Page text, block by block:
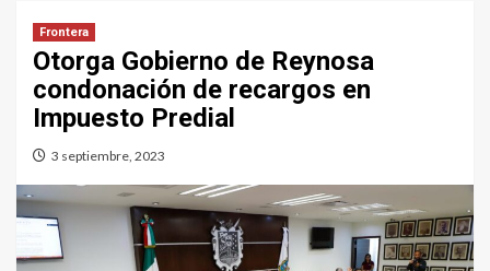
Frontera
Otorga Gobierno de Reynosa
condonación de recargos en
Impuesto Predial
3 septiembre, 2023